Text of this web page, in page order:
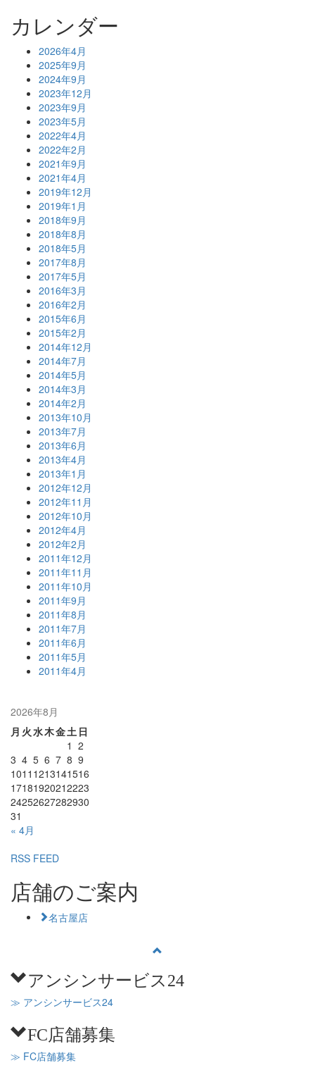
カレンダー
2026年4月
2025年9月
2024年9月
2023年12月
2023年9月
2023年5月
2022年4月
2022年2月
2021年9月
2021年4月
2019年12月
2019年1月
2018年9月
2018年8月
2018年5月
2017年8月
2017年5月
2016年3月
2016年2月
2015年6月
2015年2月
2014年12月
2014年7月
2014年5月
2014年3月
2014年2月
2013年10月
2013年7月
2013年6月
2013年4月
2013年1月
2012年12月
2012年11月
2012年10月
2012年4月
2012年2月
2011年12月
2011年11月
2011年10月
2011年9月
2011年8月
2011年7月
2011年6月
2011年5月
2011年4月
2026年8月
月 火水木金土 日
1 2
3 4 5 6 7 8 9
1011 1213141516
17181920212223
24252627282930
31
« 4月
RSS FEED
店舗のご案内
名古屋店
アンシンサービス24
≫ アンシンサービス24
FC店舗募集
≫ FC店舗募集